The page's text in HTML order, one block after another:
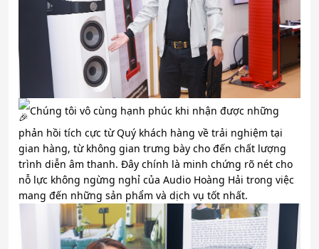
Chúng tôi vô cùng hạnh phúc khi nhận được những
phản hồi tích cực từ Quý khách hàng về trải nghiệm tại
gian hàng, từ không gian trưng bày cho đến chất lượng
trình diễn âm thanh. Đây chính là minh chứng rõ nét cho
nỗ lực không ngừng nghỉ của Audio Hoàng Hải trong việc
mang đến những sản phẩm và dịch vụ tốt nhất.